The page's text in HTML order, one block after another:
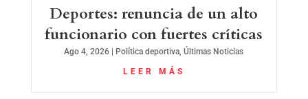
Deportes: renuncia de un alto
funcionario con fuertes críticas
Ago 4, 2026 Política deportiva,Últimas Noticias
LEER MÁS